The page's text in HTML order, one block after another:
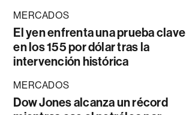
MERCADOS
El yen enfrenta una prueba clave
en los 155 por dólar tras la
intervención histórica
MERCADOS
Dow Jones alcanza un récord